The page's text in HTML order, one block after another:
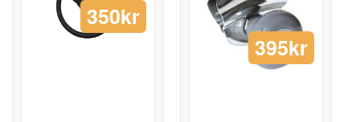
350kr
395kr